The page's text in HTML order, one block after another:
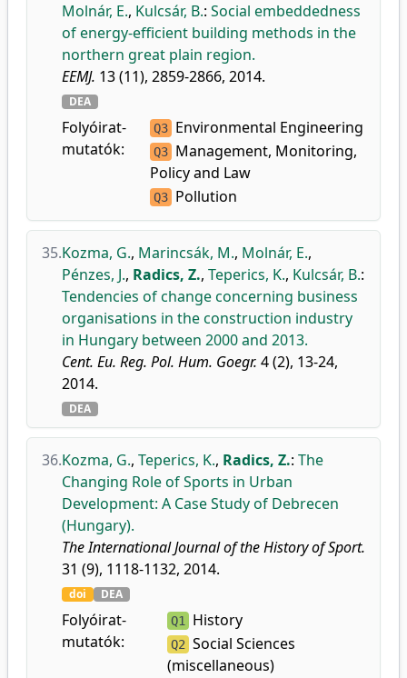
Molnár, E., Kulcsár, B.: Social embeddedness
of energy-efficient building methods in the
northern great plain region.
EEMJ. 13 (11), 2859-2866, 2014.
DEA
Folyóirat-
mutatók:
Q3 Environmental Engineering
Q3 Management, Monitoring,
Policy and Law
Q3 Pollution
35.Kozma, G., Marincsák, M., Molnár, E.,
Pénzes, J., Radics, Z., Teperics, K., Kulcsár, B.:
Tendencies of change concerning business
organisations in the construction industry
in Hungary between 2000 and 2013.
Cent. Eu. Reg. Pol. Hum. Goegr. 4 (2), 13-24,
2014.
DEA
36.Kozma, G., Teperics, K., Radics, Z.: The
Changing Role of Sports in Urban
Development: A Case Study of Debrecen
(Hungary).
The International Journal of the History of Sport.
31 (9), 1118-1132, 2014.
doi DEA
Folyóirat-
mutatók:
Q1 History
Q2 Social Sciences
(miscellaneous)